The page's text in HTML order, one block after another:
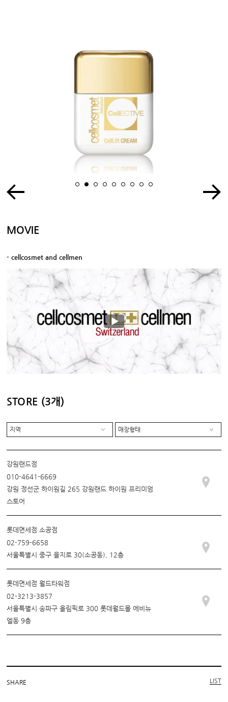
1 2 3 4 5 6 7 8 9
MOVIE
- cellcosmet and cellmen
STORE (3개)
매장형태
지역
강원랜드점
010-4641-6669
강원 정선군 하이원길 265 강원랜드 하이원 프리미엄
스토어
롯데면세점 소공점
02-759-6658
서울특별시 중구 을지로 30(소공동), 12층
롯데면세점 월드타워점
02-3213-3857
서울특별시 송파구 올림픽로 300 롯데월드몰 에비뉴
엘동 9층
SHARE LIST